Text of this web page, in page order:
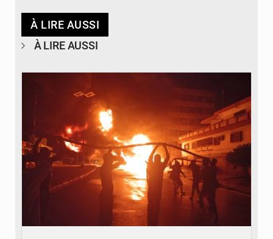
À LIRE AUSSI
À LIRE AUSSI